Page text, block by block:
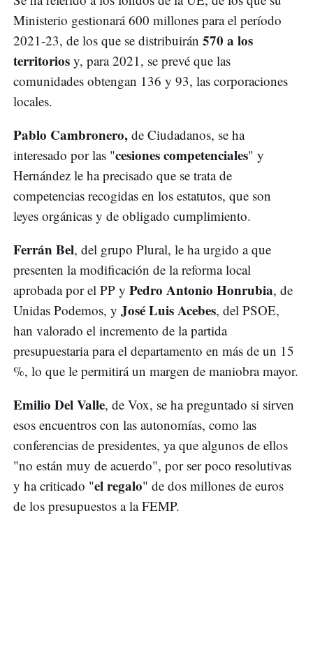
Ministerio gestionará 600 millones para el período
2021-23, de los que se distribuirán 570 a los
territorios y, para 2021, se prevé que las
comunidades obtengan 136 y 93, las corporaciones
locales.
Pablo Cambronero, de Ciudadanos, se ha
interesado por las "cesiones competenciales" y
Hernández le ha precisado que se trata de
competencias recogidas en los estatutos, que son
leyes orgánicas y de obligado cumplimiento.
Ferrán Bel, del grupo Plural, le ha urgido a que
presenten la modificación de la reforma local
aprobada por el PP y Pedro Antonio Honrubia, de
Unidas Podemos, y José Luis Acebes, del PSOE,
han valorado el incremento de la partida
presupuestaria para el departamento en más de un 15
%, lo que le permitirá un margen de maniobra mayor.
Emilio Del Valle, de Vox, se ha preguntado si sirven
esos encuentros con las autonomías, como las
conferencias de presidentes, ya que algunos de ellos
"no están muy de acuerdo", por ser poco resolutivas
y ha criticado "el regalo" de dos millones de euros
de los presupuestos a la FEMP.